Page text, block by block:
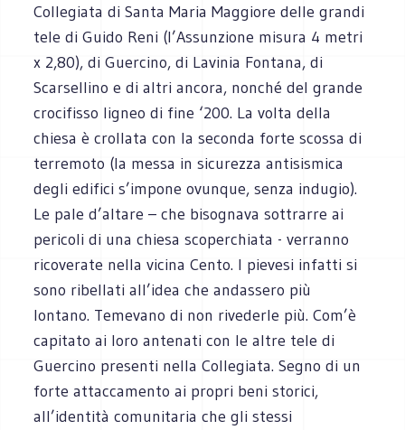
Collegiata di Santa Maria Maggiore delle grandi
tele di Guido Reni (l’Assunzione misura 4 metri
x 2,80), di Guercino, di Lavinia Fontana, di
Scarsellino e di altri ancora, nonché del grande
crocifisso ligneo di fine ‘200. La volta della
chiesa è crollata con la seconda forte scossa di
terremoto (la messa in sicurezza antisismica
degli edifici s’impone ovunque, senza indugio).
Le pale d’altare – che bisognava sottrarre ai
pericoli di una chiesa scoperchiata - verranno
ricoverate nella vicina Cento. I pievesi infatti si
sono ribellati all’idea che andassero più
lontano. Temevano di non rivederle più. Com’è
capitato ai loro antenati con le altre tele di
Guercino presenti nella Collegiata. Segno di un
forte attaccamento ai propri beni storici,
all’identità comunitaria che gli stessi